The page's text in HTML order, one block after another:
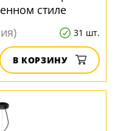
стиле
31 шт.
В КОРЗИНУ